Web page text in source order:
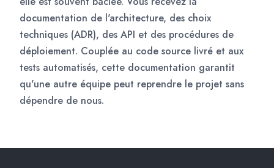
documentation de l'architecture, des choix
techniques (ADR), des API et des procédures de
déploiement. Couplée au code source livré et aux
tests automatisés, cette documentation garantit
qu'une autre équipe peut reprendre le projet sans
dépendre de nous.